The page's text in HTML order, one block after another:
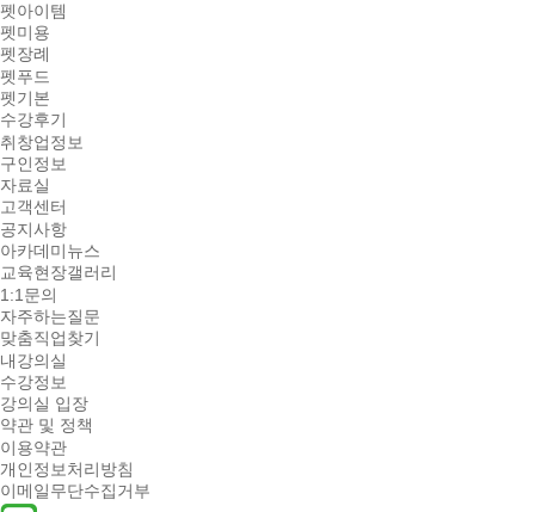
펫아이템
펫미용
펫장례
펫푸드
펫기본
수강후기
취창업정보
구인정보
자료실
고객센터
공지사항
아카데미뉴스
교육현장갤러리
1:1문의
자주하는질문
맞춤직업찾기
내강의실
수강정보
강의실 입장
약관 및 정책
이용약관
개인정보처리방침
이메일무단수집거부